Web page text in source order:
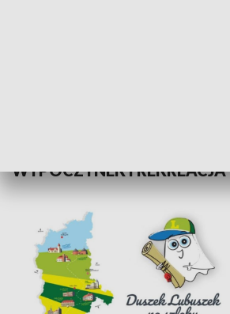
WYPOCZYNEK I REKREACJA